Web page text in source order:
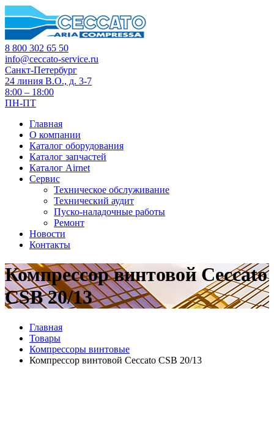
8 800 302 65 50
info@ceccato-service.ru
Санкт-Петербург
24 линия В.О., д. 3-7
8:00 – 18:00
ПН-ПТ
Главная
О компании
Каталог оборудования
Каталог запчастей
Каталог Airnet
Сервис
Техническое обслуживание
Технический аудит
Пуско-наладочные работы
Ремонт
Новости
Контакты
Компрессор винтовой Ceccato
CSB 20/13
Главная
Товары
Компрессоры винтовые
Компрессор винтовой Ceccato CSB 20/13